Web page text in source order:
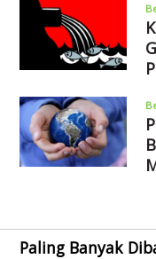
Paling Banyak